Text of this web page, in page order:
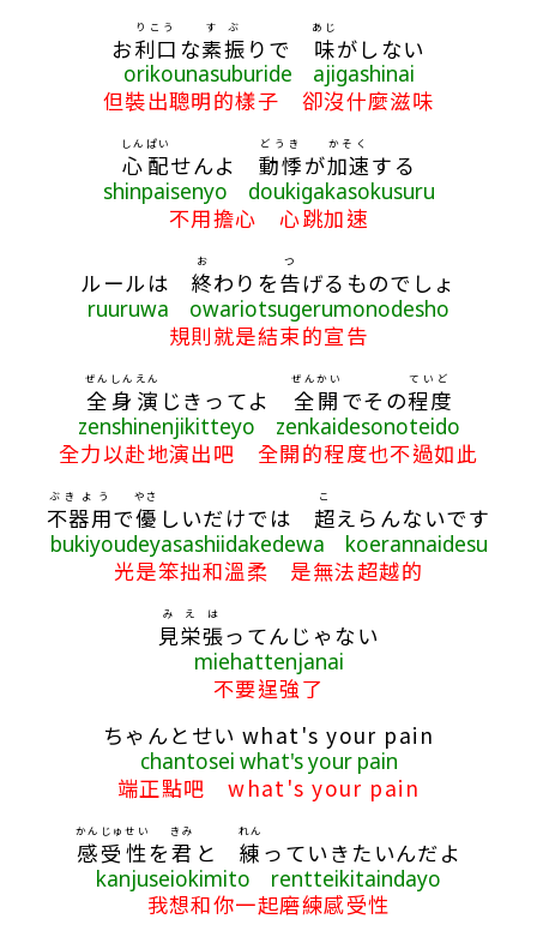
お利口
りこう
な素振
すぶ
りで 味
あじ
がしない
orikounasuburide ajigashinai
但裝出聰明的樣子 卻沒什麼滋味
心配
しんぱい
せんよ動悸
どうき
が加速
かそく
する
shinpaisenyo doukigakasokusuru
不用擔心 心跳加速
ルールは 終
お
わりを告
つ
げるものでしょ
ruuruwa owariotsugerumonodesho
規則就是結束的宣告
全身
ぜんしん
演
えん
じきってよ 全開
ぜんかい
でその程度
ていど
zenshinenjikitteyo zenkaidesonoteido
全力以赴地演出吧 全開的程度也不過如此
不器用
ぶきよう
で優
やさ
しいだけでは 超
こ
えらんないです
bukiyoudeyasashiidakedewa koerannaidesu
光是笨拙和溫柔 是無法超越的
見
み
栄
え
張
は
ってんじゃない
miehattenjanai
不要逞強了
ちゃんとせい what's your pain
chantosei what's your pain
端正點吧 what's your pain
感受性
かんじゅせい
を君
きみ
と 練
れん
っていきたいんだよ
kanjuseiokimito rentteikitaindayo
我想和你一起磨練感受性